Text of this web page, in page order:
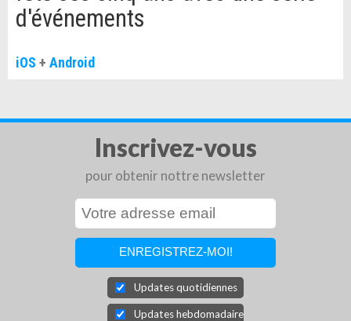
avant la fin de la période en cours. Le compte sera débité pour le
renouvellement dans les 24 heures précédant la fin de la période en
Les abonnements peuvent être gérés par l'utilisateur et le
période d'abonnement active.
d'événements
iOS + Android
Inscrivez-vous
pour obtenir nottre newsletter
Updates quotidiennes
Updates hebdomadaires